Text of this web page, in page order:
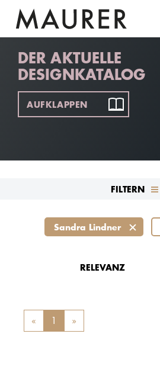
DER AKTUELLE
DESIGNKATALOG
AUFKLAPPEN
FILTERN
Sandra Lindner
RELEVANZ
« Previous
1 »